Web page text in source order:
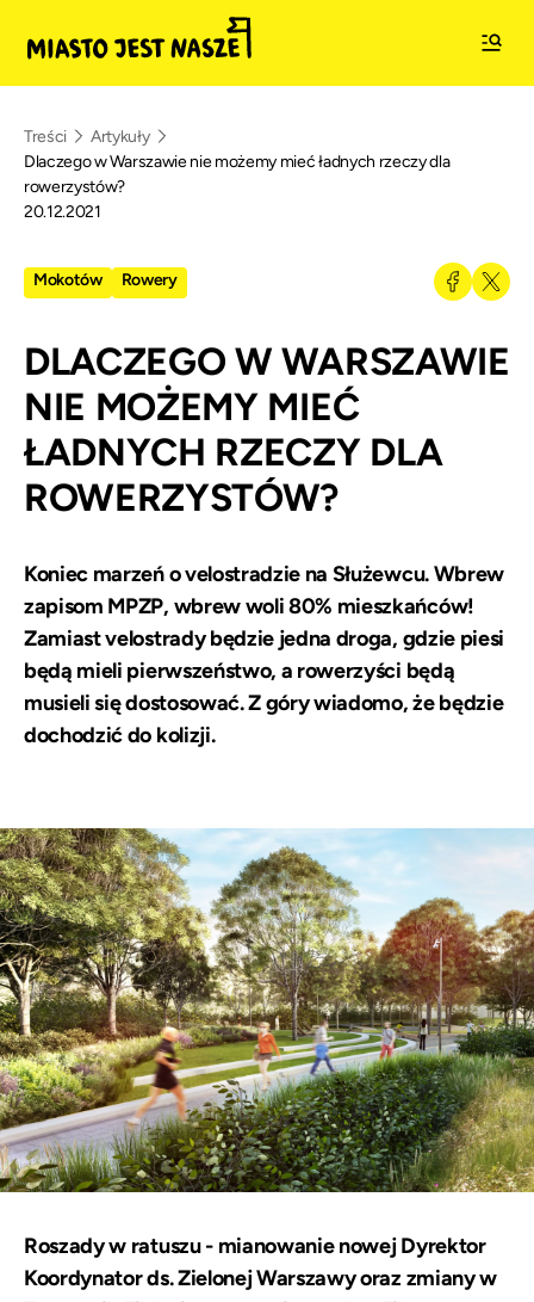
Treści
Artykuły
Dlaczego w Warszawie nie możemy mieć ładnych rzeczy dla
rowerzystów?
20.12.2021
Mokotów Rowery
DLACZEGO W WARSZAWIE
NIE MOŻEMY MIEĆ
ŁADNYCH RZECZY DLA
ROWERZYSTÓW?
Koniec marzeń o velostradzie na Służewcu. Wbrew
zapisom MPZP, wbrew woli 80% mieszkańców!
Zamiast velostrady będzie jedna droga, gdzie piesi
będą mieli pierwszeństwo, a rowerzyści będą
musieli się dostosować. Z góry wiadomo, że będzie
dochodzić do kolizji.
Roszady w ratuszu - mianowanie nowej Dyrektor
Koordynator ds. Zielonej Warszawy oraz zmiany w